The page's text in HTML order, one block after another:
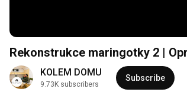
Rekonstrukce maringotky 2 |
KOLEM DOMU
9.73K subscribers
Subscribe